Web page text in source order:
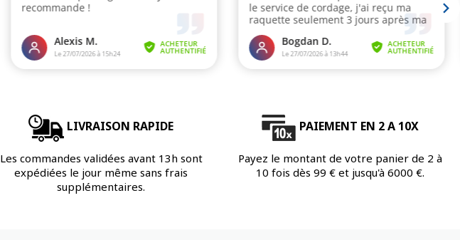
LIVRAISON RAPIDE
Les commandes validées avant 13h sont
expédiées le jour même sans frais
supplémentaires.
PAIEMENT EN 2 A 10X
Payez le montant de votre panier de 2 à
10 fois dès 99 € et jusqu'à 6000 €.